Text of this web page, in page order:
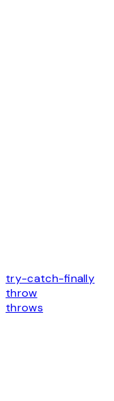
try-catch-finally
throw
throws